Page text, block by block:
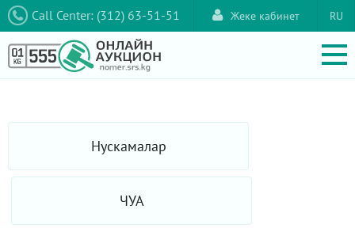
Call Center: (312) 63-51-51 RU
Жеке кабинет
Нускамалар
ЧУА